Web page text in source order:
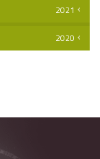
2021
2020